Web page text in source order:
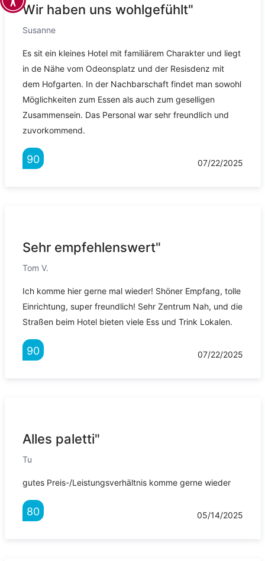
Wir haben uns wohlgefühlt"
Susanne
Es sit ein kleines Hotel mit familiärem Charakter und liegt
in de Nähe vom Odeonsplatz und der Resisdenz mit
dem Hofgarten. In der Nachbarschaft findet man sowohl
Möglichkeiten zum Essen als auch zum geselligen
Zusammensein. Das Personal war sehr freundlich und
zuvorkommend.
90 07/22/2025
Sehr empfehlenswert"
Tom V.
Ich komme hier gerne mal wieder! Shöner Empfang, tolle
Einrichtung, super freundlich! Sehr Zentrum Nah, und die
Straßen beim Hotel bieten viele Ess und Trink Lokalen.
90 07/22/2025
Alles paletti"
Tu
gutes Preis-/Leistungsverhältnis komme gerne wieder
80 05/14/2025